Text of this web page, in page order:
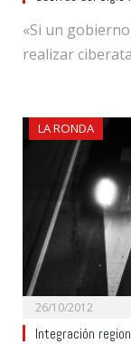
«Si un
realizar
LA RONDA
26/10/2012
Integración